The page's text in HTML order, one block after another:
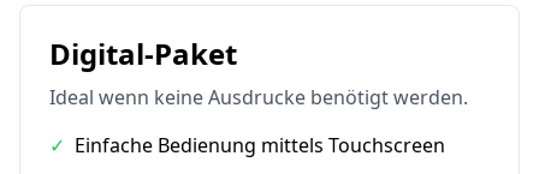
Digital-Paket
Ideal wenn keine Ausdrucke benötigt werden.
✓ Einfache Bedienung mittels Touchscreen